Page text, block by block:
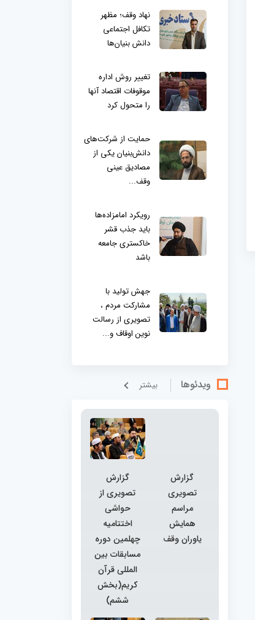
نهاد وقف؛ مظهر
تکافل اجتماعی
دانش بنیان‌ها
تغییر روش اداره
موقوفات اقتصاد آنها
را متحول کرد
حمایت از شرکت‌های
دانش‌بنیان یکی از
مصادیق عینی
وقف...
رویکرد امامزاده‌ها
باید جذب قشر
خاکستری جامعه
باشد
جهش تولید با
مشارکت مردم ،
تصویری از رسالت
نوین اوقاف و...
ویدئوها بيشتر
گزارش
تصویری
مراسم
همایش
یاوران وقف
گزارش
تصویری از
حواشی
اختتامیه
چهلمین دوره
مسابقات بین
المللی قرآن
کریم(بخش
ششم)